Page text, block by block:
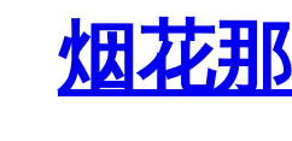
烟花